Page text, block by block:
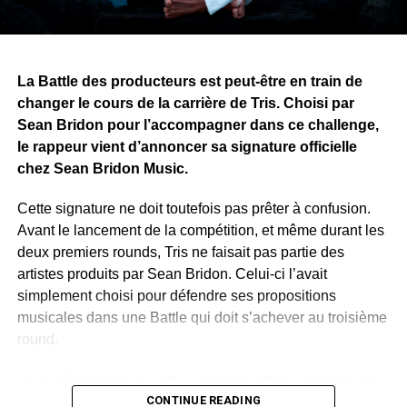
ne se limite pas à la musique. Alors que le premier tome
au public.
WhatsApp
Facebook
X Telegram
Email
>>
La Battle des producteurs est peut-être en train de
changer le cours de la carrière de Tris. Choisi par
Sean Bridon pour l’accompagner dans ce challenge,
le rappeur vient d’annoncer sa signature officielle
chez Sean Bridon Music.
Cette signature ne doit toutefois pas prêter à confusion.
Avant le lancement de la compétition, et même durant les
deux premiers rounds, Tris ne faisait pas partie des
artistes produits par Sean Bridon. Celui-ci l’avait
simplement choisi pour défendre ses propositions
musicales dans une Battle qui doit s’achever au troisième
round.
de la deuxième étape du concours. Sur un morceau
CONTINUE READING